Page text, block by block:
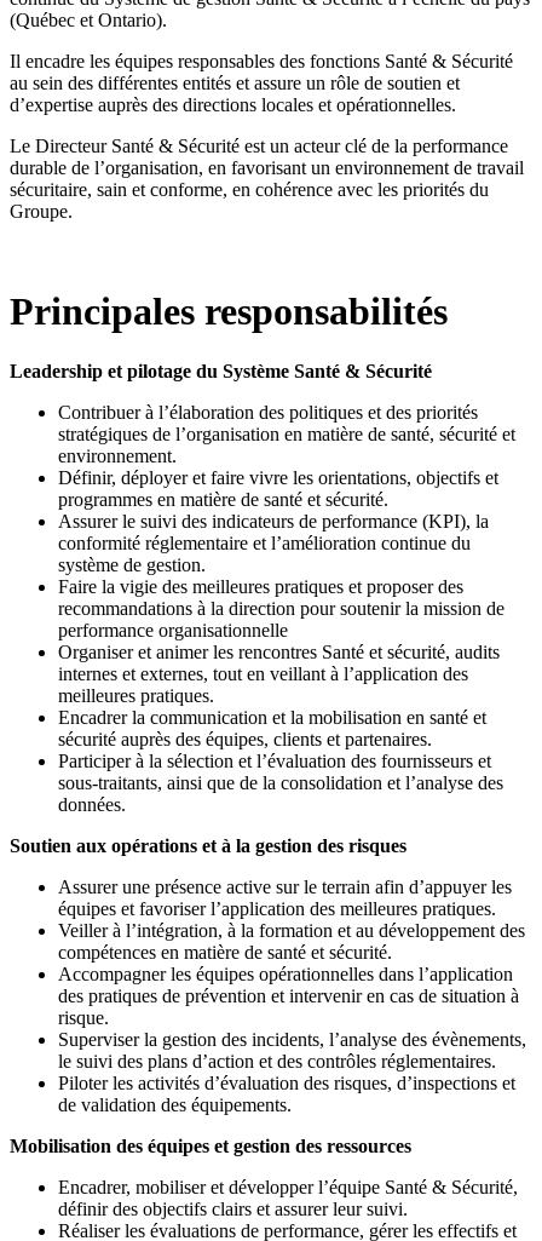
(Québec et Ontario).
Il encadre les équipes responsables des fonctions Santé & Sécurité
au sein des différentes entités et assure un rôle de soutien et
d’expertise auprès des directions locales et opérationnelles.
Le Directeur Santé & Sécurité est un acteur clé de la performance
durable de l’organisation, en favorisant un environnement de travail
sécuritaire, sain et conforme, en cohérence avec les priorités du
Groupe.
Principales responsabilités
Leadership et pilotage du Système Santé & Sécurité
Contribuer à l’élaboration des politiques et des priorités
stratégiques de l’organisation en matière de santé, sécurité et
environnement.
Définir, déployer et faire vivre les orientations, objectifs et
programmes en matière de santé et sécurité.
Assurer le suivi des indicateurs de performance (KPI), la
conformité réglementaire et l’amélioration continue du
système de gestion.
Faire la vigie des meilleures pratiques et proposer des
recommandations à la direction pour soutenir la mission de
performance organisationnelle
Organiser et animer les rencontres Santé et sécurité, audits
internes et externes, tout en veillant à l’application des
meilleures pratiques.
Encadrer la communication et la mobilisation en santé et
sécurité auprès des équipes, clients et partenaires.
Participer à la sélection et l’évaluation des fournisseurs et
sous-traitants, ainsi que de la consolidation et l’analyse des
données.
Soutien aux opérations et à la gestion des risques
Assurer une présence active sur le terrain afin d’appuyer les
équipes et favoriser l’application des meilleures pratiques.
Veiller à l’intégration, à la formation et au développement des
compétences en matière de santé et sécurité.
Accompagner les équipes opérationnelles dans l’application
des pratiques de prévention et intervenir en cas de situation à
risque.
Superviser la gestion des incidents, l’analyse des évènements,
le suivi des plans d’action et des contrôles réglementaires.
Piloter les activités d’évaluation des risques, d’inspections et
de validation des équipements.
Mobilisation des équipes et gestion des ressources
Encadrer, mobiliser et développer l’équipe Santé & Sécurité,
définir des objectifs clairs et assurer leur suivi.
Réaliser les évaluations de performance, gérer les effectifs et